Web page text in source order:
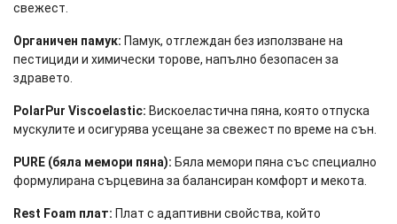
свежест.
Органичен памук: Памук, отглеждан без използване на
пестициди и химически торове, напълно безопасен за
здравето.
PolarPur Viscoelastic: Вискоеластична пяна, която отпуска
мускулите и осигурява усещане за свежест по време на сън.
PURE (бяла мемори пяна): Бяла мемори пяна със специално
формулирана сърцевина за балансиран комфорт и мекота.
Rest Foam плат: Плат с адаптивни свойства, който